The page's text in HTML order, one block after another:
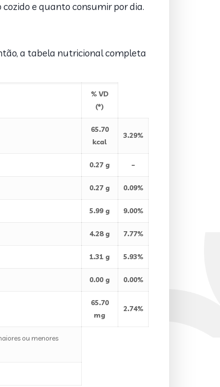
e quanto consumir por dia.
a tabela nutricional completa
% VD
(*)
65.70
kcal
3.29%
0.27 g –
0.27 g 0.09%
5.99 g 9.00%
4.28 g 7.77%
1.31 g 5.93%
0.00 g 0.00%
65.70
mg
2.74%
ou menores